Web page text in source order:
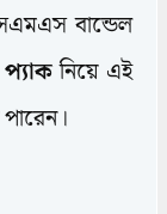
বান্ডেল
নিয়ে এই